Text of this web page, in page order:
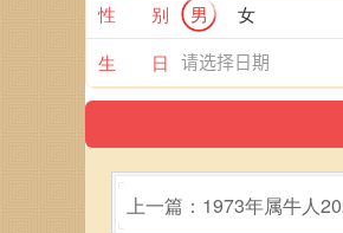
性 别
男
女
生 日
上一篇：1973年属牛人